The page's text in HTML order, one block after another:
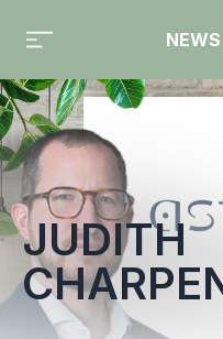
Toute l'actualité sur le
JUDITH